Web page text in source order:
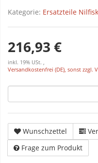
Kategorie: Ersatzteile
216,93 €
inkl. 19% USt. ,
Versandkostenfrei (DE), sonst zzgl.
Wunschzettel
Frage zum Produkt